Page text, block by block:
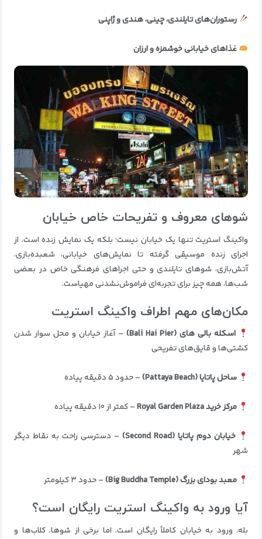
رستوران‌های تایلندی، چینی، هندی و ژاپنی
غذاهای خیابانی خوشمزه و ارزان
شوهای معروف و تفریحات خاص خیابان
واکینگ استریت تنها یک خیابان نیست؛ بلکه یک نمایش زنده است. از
اجرای زنده موسیقی گرفته تا نمایش‌های خیابانی، شعبده‌بازی،
آتش‌بازی، شوهای تایلندی و حتی اجراهای فرهنگی خاص در بعضی
شب‌ها، همه چیز برای تجربه‌ای فراموش‌نشدنی مهیاست.
مکان‌های مهم اطراف واکینگ استریت
اسکله بالی های (Bali Hai Pier)
– آغاز خیابان و محل سوار شدن
کشتی‌ها و قایق‌های تفریحی
ساحل پاتایا (Pattaya Beach) – حدود ۵ دقیقه پیاده
مرکز خرید Royal Garden Plaza – کمتر از ۱۰ دقیقه پیاده
خیابان دوم پاتایا (Second Road)
– دسترسی راحت به نقاط دیگر
شهر
معبد بودای بزرگ (Big Buddha Temple) – حدود ۳ کیلومتر
آیا ورود به واکینگ استریت رایگان است؟
بله. ورود به خیابان کاملاً رایگان است. اما برخی از شوها، کلاب‌ها و